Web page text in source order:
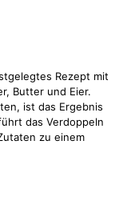
Rezept mit
Butter und Eier.
ist das Ergebnis
das Verdoppeln
zu einem